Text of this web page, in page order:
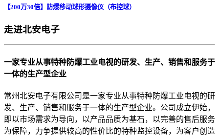
【200万30倍】防爆移动球形摄像仪（布控球）
走进北安电子
一家专业从事特种防爆工业电视的研发、生产、销售和服务于
一体的生产型企业
常州北安电子有限公司是一家专业从事特种防爆工业电视的研
发、生产、销售和服务于一体的生产型企业。公司成立伊始，
即以市场需求为导向，以产品品质为基石，以完善的售后服务
为保障，力争提供较高的性价比的特种监控设备，为客户创造